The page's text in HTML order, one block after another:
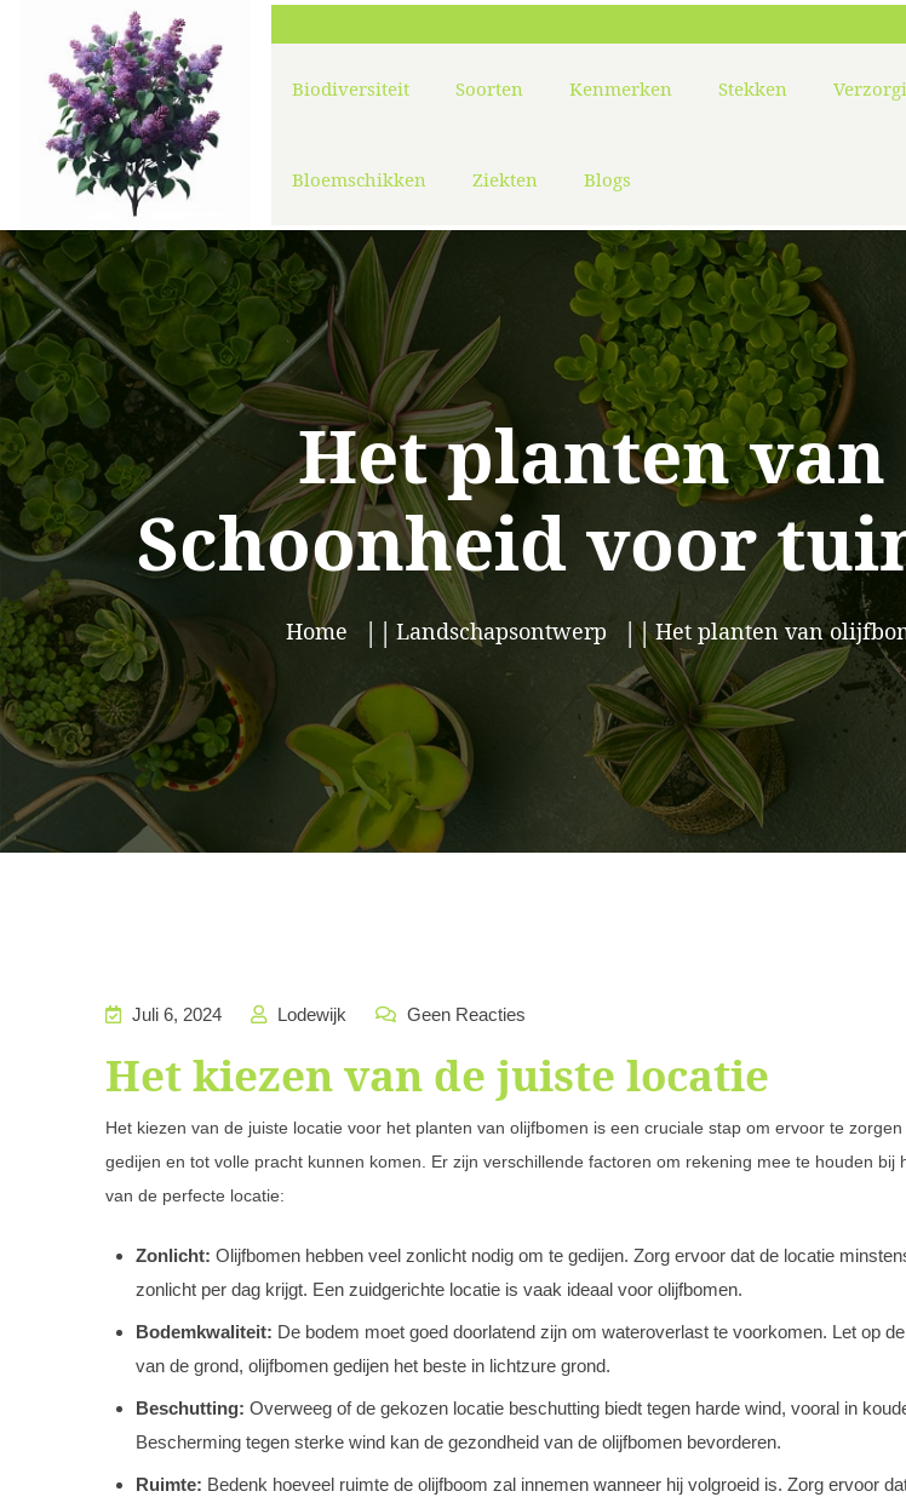
Biodiversiteit Soorten Kenmerken Stekken
Bloemschikken Ziekten Blogs
Het planten
Schoonheid voor
Home Landschapsontwerp Het planten van
Juli 6, 2024 Lodewijk Geen Reacties
Het kiezen van de juiste locatie
Het kiezen van de juiste locatie voor het planten van olijfbomen is een cruciale stap om ervoor te
gedijen en tot volle pracht kunnen komen. Er zijn verschillende factoren om rekening mee te houden bij
van de perfecte locatie:
Zonlicht: Olijfbomen hebben veel zonlicht nodig om te gedijen. Zorg ervoor dat de locatie
zonlicht per dag krijgt. Een zuidgerichte locatie is vaak ideaal voor olijfbomen.
Bodemkwaliteit: De bodem moet goed doorlatend zijn om wateroverlast te voorkomen. Let op
van de grond, olijfbomen gedijen het beste in lichtzure grond.
Beschutting: Overweeg of de gekozen locatie beschutting biedt tegen harde wind, vooral in
Bescherming tegen sterke wind kan de gezondheid van de olijfbomen bevorderen.
Ruimte: Bedenk hoeveel ruimte de olijfboom zal innemen wanneer hij volgroeid is. Zorg ervoor